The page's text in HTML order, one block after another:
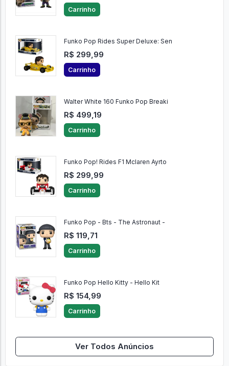
Carrinho
Funko Pop Rides Super Deluxe: Sen
R$ 299,99
Carrinho
Walter White 160 Funko Pop Breaki
R$ 499,19
Carrinho
Funko Pop! Rides F1 Mclaren Ayrto
R$ 299,99
Carrinho
Funko Pop - Bts - The Astronaut -
R$ 119,71
Carrinho
Funko Pop Hello Kitty - Hello Kit
R$ 154,99
Carrinho
Ver Todos Anúncios